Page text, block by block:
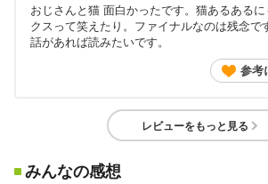
おじさんと猫 面白かったです。猫あるあるに
クスって笑えたり。ファイナルなのは残念で
話があれば読みたいです。
参考
レビューをもっと見る
みんなの感想